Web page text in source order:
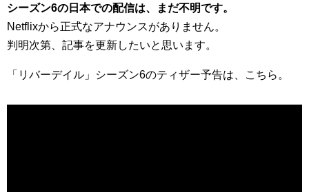
シーズン6の日本での配信は、まだ不明です。
Netflixから正式なアナウンスがありません。
判明次第、記事を更新したいと思います。
「リバーデイル」シーズン6のティザー予告は、こちら。